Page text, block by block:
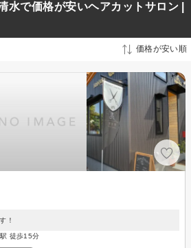
水で価格が安いヘアカットサロン |
価格が安い順
！
徒歩15分